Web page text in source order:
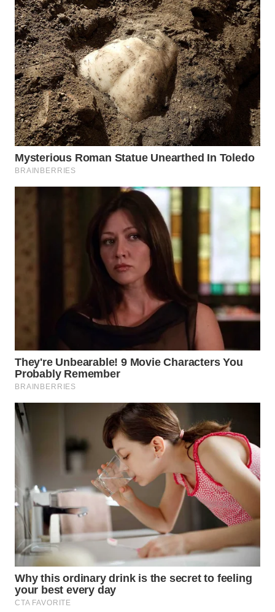
SURABAYA
WN
NATUNA
WN
BINTAN
WN
MANDALIKA
WN
LIKUPANG
WAHANA
NEWS
WAHANA
WAHANA
INFRASTRUKTUR
WAHANA
KONSUMEN
WAHANA
LISTRIK